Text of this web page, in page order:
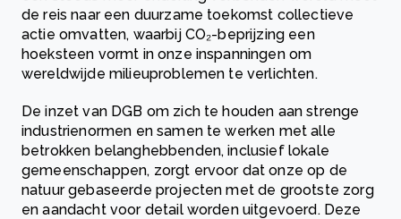
de reis naar een duurzame toekomst collectieve
actie omvatten, waarbij CO₂-beprijzing een
hoeksteen vormt in onze inspanningen om
wereldwijde milieuproblemen te verlichten.
De inzet van DGB om zich te houden aan strenge
industrienormen en samen te werken met alle
betrokken belanghebbenden, inclusief lokale
gemeenschappen, zorgt ervoor dat onze op de
natuur gebaseerde projecten met de grootste zorg
en aandacht voor detail worden uitgevoerd. Deze